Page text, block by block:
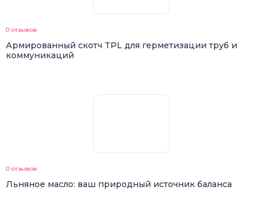
0 отзывов
Армированный скотч TPL для герметизации труб и
коммуникаций
0 отзывов
Льняное масло: ваш природный источник баланса